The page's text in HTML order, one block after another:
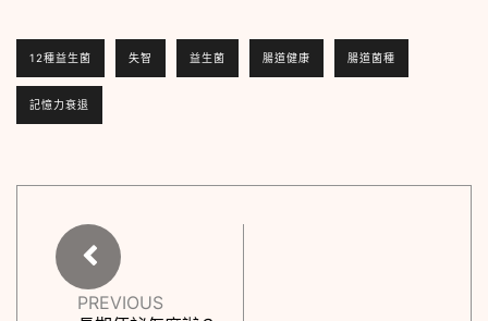
12種益生菌 失智 益生菌 腸道健康 腸道菌種
記憶力衰退
PREVIOUS